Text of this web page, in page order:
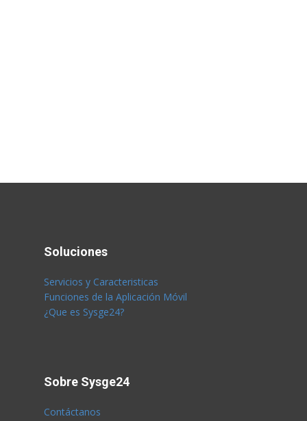
Soluciones
Servicios y Caracteristicas
Funciones de la Aplicación Móvil
¿Que es Sysge24?
Sobre Sysge24
Contáctanos